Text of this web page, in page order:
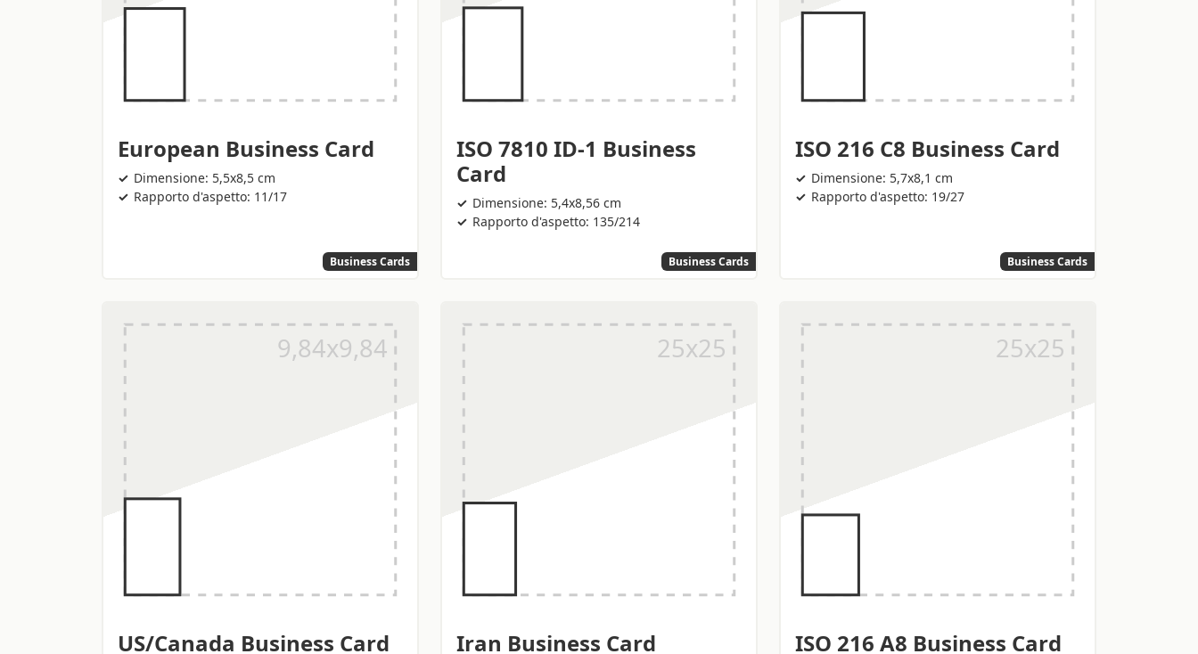
European Business Card
Dimensione: 5,5x8,5 cm
Rapporto d'aspetto: 11/17
Business Cards
ISO 7810 ID-1 Business
Card
Dimensione: 5,4x8,56 cm
Rapporto d'aspetto: 135/214
Business Cards
ISO 216 C8 Business Card
Dimensione: 5,7x8,1 cm
Rapporto d'aspetto: 19/27
Business Cards
US/Canada Business Card Iran Business Card ISO 216 A8 Business Card